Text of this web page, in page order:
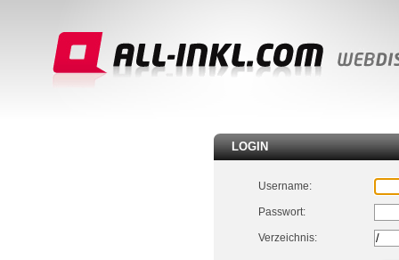
LOGIN
Username:
Passwort:
Verzeichnis: